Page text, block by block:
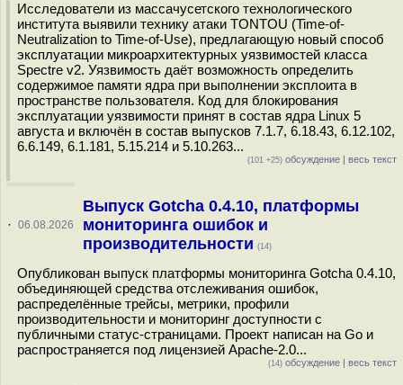
Исследователи из массачусетского технологического
института выявили технику атаки TONTOU (Time-of-
Neutralization to Time-of-Use), предлагающую новый способ
эксплуатации микроархитектурных уязвимостей класса
Spectre v2. Уязвимость даёт возможность определить
содержимое памяти ядра при выполнении эксплоита в
пространстве пользователя. Код для блокирования
эксплуатации уязвимости принят в состав ядра Linux 5
августа и включён в состав выпусков 7.1.7, 6.18.43, 6.12.102,
6.6.149, 6.1.181, 5.15.214 и 5.10.263...
(101 +25) обсуждение | весь текст
· 06.08.2026
Выпуск Gotcha 0.4.10, платформы
мониторинга ошибок и
производительности (14)
Опубликован выпуск платформы мониторинга Gotcha 0.4.10,
объединяющей средства отслеживания ошибок,
распределённые трейсы, метрики, профили
производительности и мониторинг доступности с
публичными статус-страницами. Проект написан на Go и
распространяется под лицензией Apache-2.0...
(14) обсуждение | весь текст